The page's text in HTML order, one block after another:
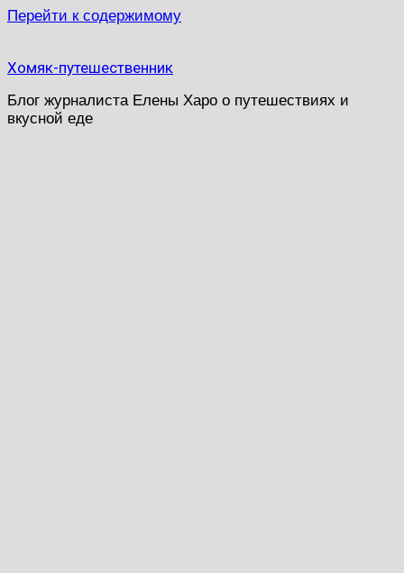
Перейти к содержимому
Хомяк-путешественник
Блог журналиста Елены Харо о путешествиях и
вкусной еде